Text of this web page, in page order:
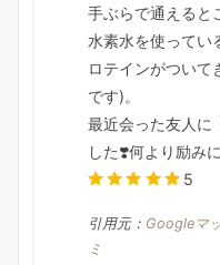
手ぶらで通えると
水素水を使ってい
ロテインがついて
です)。
最近会った友人に
した❣️何より励み
5
引用元： Googleマ
ミ